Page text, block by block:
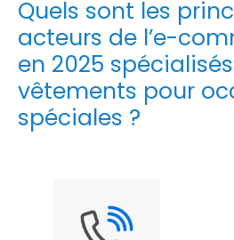
Quels sont les
acteurs de l’e-
en 2025
vêtements pour
spéciales ?